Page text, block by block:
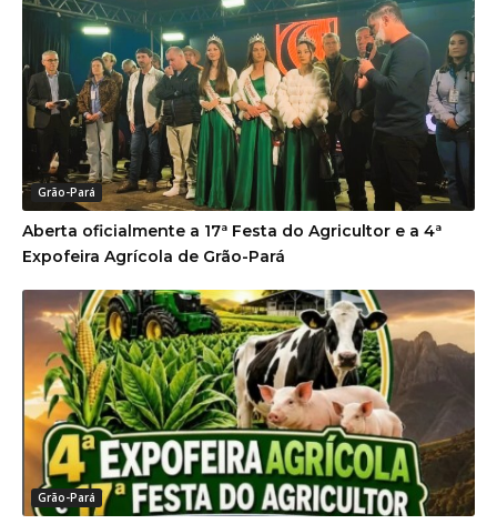
Grão-Pará
Aberta oficialmente a 17ª Festa do Agricultor e a 4ª
Expofeira Agrícola de Grão-Pará
Grão-Pará